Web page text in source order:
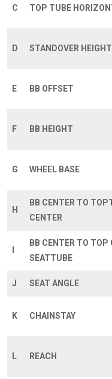
C TOP TUBE
D STANDOVER HEIGHT
E BB OFFSET
F BB HEIGHT
G WHEEL BASE
H
BB CENTER TO
CENTER
BB CENTER TO TOP
SEATTUBE
J SEAT ANGLE
K CHAINSTAY
L REACH